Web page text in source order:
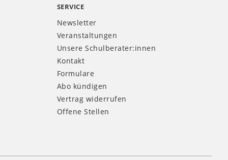
SERVICE
Newsletter
Veranstaltungen
Unsere Schulberater:innen
Kontakt
Formulare
Abo kündigen
Vertrag widerrufen
Offene Stellen